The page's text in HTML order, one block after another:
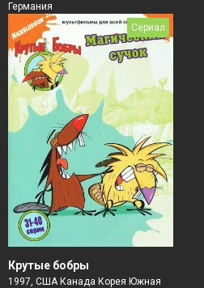
Германия
Сериал
Крутые бобры
1997, США Канада Корея Южная